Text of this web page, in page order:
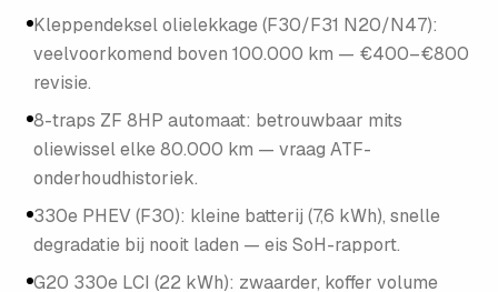
Kleppendeksel olielekkage (F30/F31 N20/N47):
veelvoorkomend boven 100.000 km — €400–€800
revisie.
8-traps ZF 8HP automaat: betrouwbaar mits
oliewissel elke 80.000 km — vraag ATF-
onderhoudhistoriek.
330e PHEV (F30): kleine batterij (7,6 kWh), snelle
degradatie bij nooit laden — eis SoH-rapport.
G20 330e LCI (22 kWh): zwaarder, koffer volume